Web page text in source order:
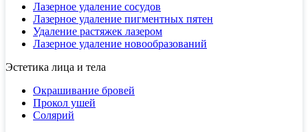
Лазерное удаление сосудов
Лазерное удаление пигментных пятен
Удаление растяжек лазером
Лазерное удаление новообразований
Эстетика лица и тела
Окрашивание бровей
Прокол ушей
Солярий